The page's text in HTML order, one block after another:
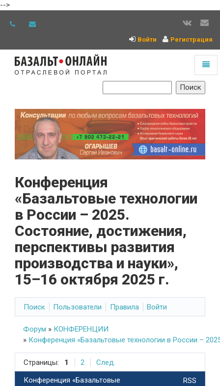
-->
Войти Регистрация
Конференция
«Базальтовые технологии
в России – 2025.
Состояние, достижения,
перспективы развития
производства и науки»,
15–16 октября 2025 г.
Поиск Пользователи Правила Войти
Форум » КОНФЕРЕНЦИИ
» Конференция «Базальтовые технологии в России –
Страницы: 1 2 След.
RSS
Конференция «Базальтовые